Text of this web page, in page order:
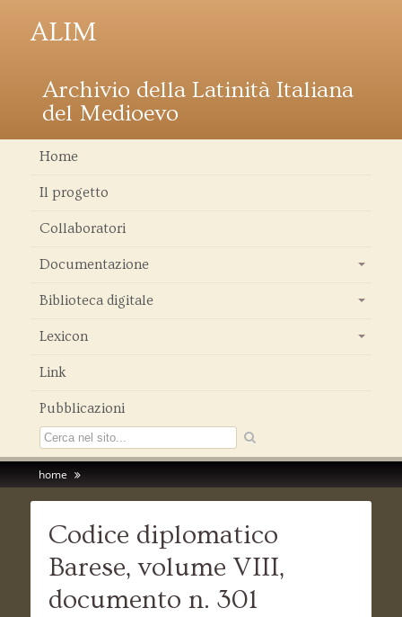
ALIM
Archivio della Latinità Italiana
del Medioevo
Home
Il progetto
Collaboratori
Documentazione
Biblioteca digitale
Lexicon
Link
Pubblicazioni
home
Codice diplomatico
Barese, volume VIII,
documento n. 301